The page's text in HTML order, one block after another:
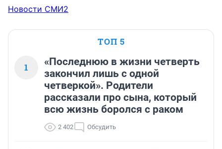
Новости СМИ2
ТОП 5
1
«Последнюю в жизни четверть
закончил лишь с одной
четверкой». Родители
рассказали про сына, который
всю жизнь боролся с раком
2 402 Обсудить